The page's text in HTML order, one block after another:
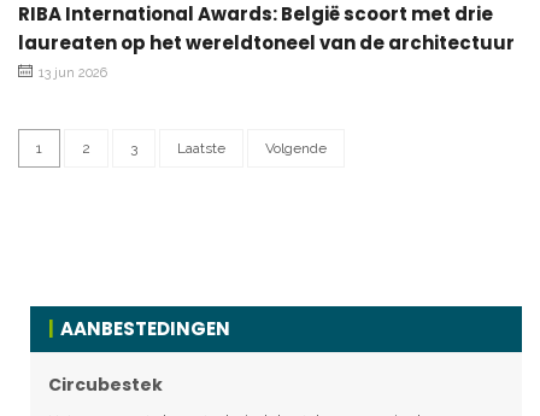
RIBA International Awards: België scoort met drie
laureaten op het wereldtoneel van de architectuur
13 jun 2026
1 2 3 Laatste Volgende
AANBESTEDINGEN
Circubestek